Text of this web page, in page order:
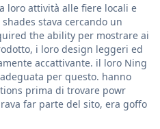
loro attività alle fiere locali e
stava cercando un
the ability per mostrare ai
i loro design leggeri ed
accattivante. il loro Ning
per questo. hanno
prima di trovare powr
far parte del sito, era goffo